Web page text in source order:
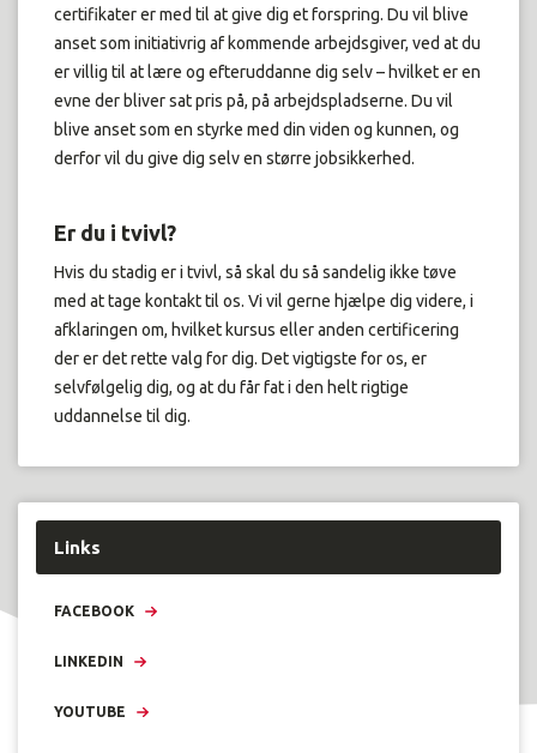
certifikater er med til at give dig et forspring. Du vil blive
anset som initiativrig af kommende arbejdsgiver, ved at du
er villig til at lære og efteruddanne dig selv – hvilket er en
evne der bliver sat pris på, på arbejdspladserne. Du vil
blive anset som en styrke med din viden og kunnen, og
derfor vil du give dig selv en større jobsikkerhed.
Er du i tvivl?
Hvis du stadig er i tvivl, så skal du så sandelig ikke tøve
med at tage kontakt til os. Vi vil gerne hjælpe dig videre, i
afklaringen om, hvilket kursus eller anden certificering
der er det rette valg for dig. Det vigtigste for os, er
selvfølgelig dig, og at du får fat i den helt rigtige
uddannelse til dig.
Links
FACEBOOK
LINKEDIN
YOUTUBE